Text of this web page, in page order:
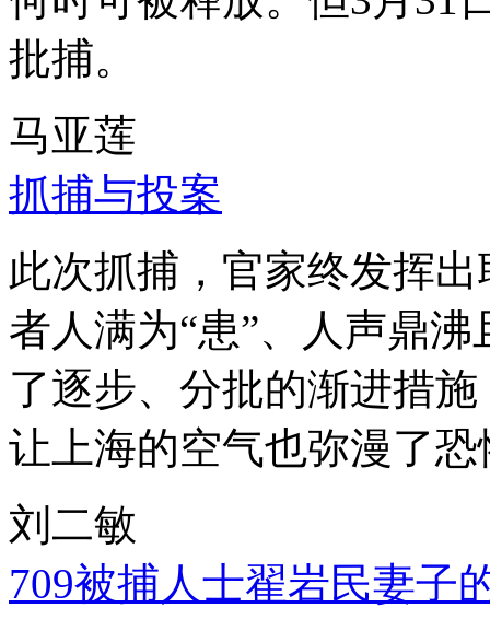
批捕。
马亚莲
抓捕与投案
此次抓捕，官家终发挥
者人满为“患”、人声鼎
了逐步、分批的渐进措
让上海的空气也弥漫了
刘二敏
709被捕人士翟岩民妻子